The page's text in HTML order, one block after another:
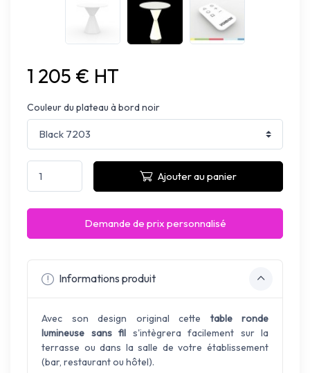
1 205 € HT
Couleur du plateau à bord noir
Ajouter au panier
Demande de prix personnalisé
Informations produit
Avec son design original cette table ronde
lumineuse sans fil s'intègrera facilement sur la
terrasse ou dans la salle de votre établissement
(bar, restaurant ou hôtel).